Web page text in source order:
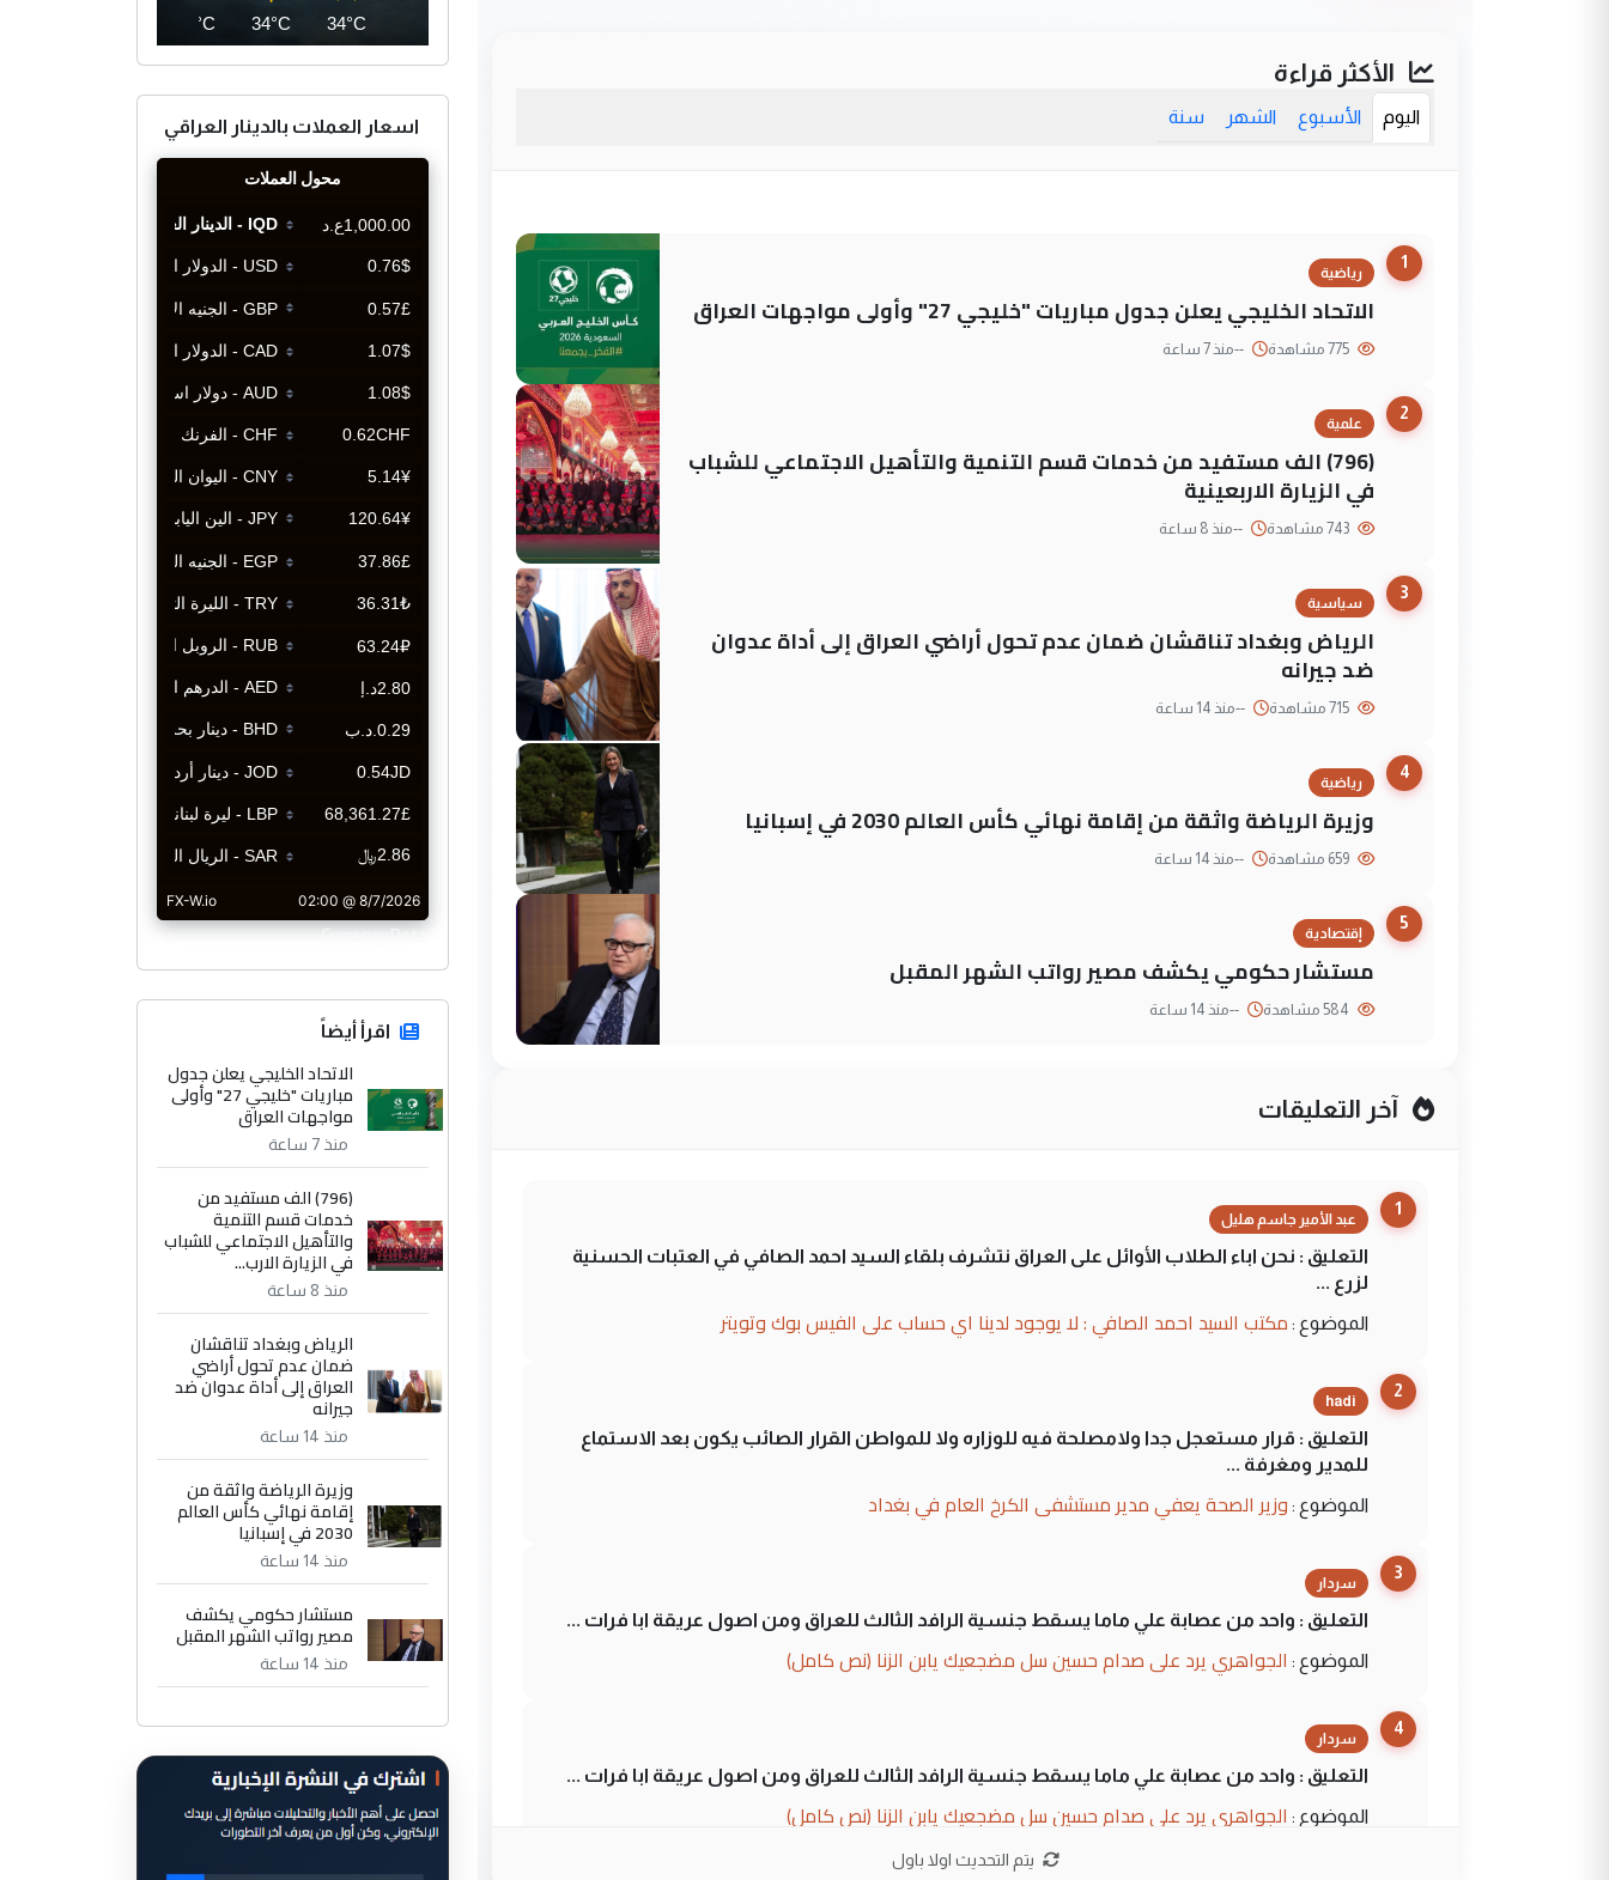
الأكثر قراءة
اليوم الأسبوع الشهر سنة
1
رياضية
الاتحاد الخليجي يعلن جدول مباريات "خليجي 27" وأولى مواجهات العراق
--منذ 7 ساعة
2
علمية
(796) الف مستفيد من خدمات قسم التنمية والتأهيل الاجتماعي للشباب
في الزيارة الاربعينية
--منذ 8 ساعة
3
سياسية
الرياض وبغداد تناقشان ضمان عدم تحول أراضي العراق إلى أداة عدوان
ضد جيرانه
--منذ 14 ساعة
4
رياضية
وزيرة الرياضة واثقة من إقامة نهائي كأس العالم 2030 في إسبانيا
--منذ 14 ساعة
5
إقتصادية
مستشار حكومي يكشف مصير رواتب الشهر المقبل
--منذ 14 ساعة
آخر التعليقات
1
عبد الأمير جاسم هليل
التعليق : نحن اباء الطلاب الأوائل على العراق نتشرف بلقاء السيد احمد الصافي في العتبات الحسنية
لزرع ...
الموضوع : مكتب السيد احمد الصافي : لا يوجود لدينا اي حساب على الفيس بوك وتويتر
2
hadi
التعليق : قرار مستعجل جدا ولامصلحة فيه للوزاره ولا للمواطن القرار الصائب يكون بعد الاستماع
للمدير ومغرفة ...
الموضوع : وزير الصحة يعفي مدير مستشفى الكرخ العام في بغداد
3
سردار
التعليق : واحد من عصابة علي ماما يسقط جنسية الرافد الثالث للعراق ومن اصول عريقة ابا فرات ...
الموضوع : الجواهري يرد على صدام حسين سل مضجعيك يابن الزنا (نص كامل)
4
سردار
التعليق : واحد من عصابة علي ماما يسقط جنسية الرافد الثالث للعراق ومن اصول عريقة ابا فرات ...
الموضوع : الجواهري يرد على صدام حسين سل مضجعيك يابن الزنا (نص كامل)
يتم التحديث اولا باول
34°C
34°C
35°C
اسعار العملات بالدينار العراقي
CurrencyRate
اقرأ أيضاً
الاتحاد الخليجي يعلن جدول
مباريات "خليجي 27" وأولى
مواجهات العراق
منذ 7 ساعة
(796) الف مستفيد من
خدمات قسم التنمية
والتأهيل الاجتماعي للشباب
في الزيارة الارب...
منذ 8 ساعة
الرياض وبغداد تناقشان
ضمان عدم تحول أراضي
العراق إلى أداة عدوان ضد
جيرانه
منذ 14 ساعة
وزيرة الرياضة واثقة من
إقامة نهائي كأس العالم
2030 في إسبانيا
منذ 14 ساعة
مستشار حكومي يكشف
مصير رواتب الشهر المقبل
منذ 14 ساعة